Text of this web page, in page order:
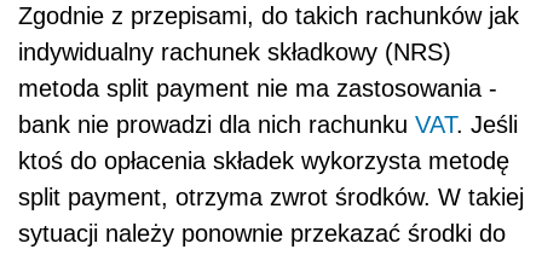
Zgodnie z przepisami, do takich rachunków jak
indywidualny rachunek składkowy (NRS)
metoda split payment nie ma zastosowania -
bank nie prowadzi dla nich rachunku VAT. Jeśli
ktoś do opłacenia składek wykorzysta metodę
split payment, otrzyma zwrot środków. W takiej
sytuacji należy ponownie przekazać środki do